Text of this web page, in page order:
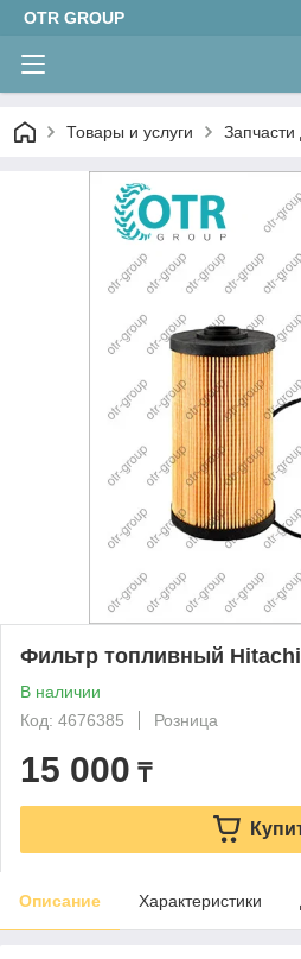
OTR GROUP
Товары и услуги
Фильтр топливный Hitachi
В наличии
Код: 4676385
Розница
15 000 ₸
Описание Характеристики